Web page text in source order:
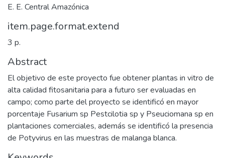
E. E. Central Amazónica
item.page.format.extend
3 p.
Abstract
El objetivo de este proyecto fue obtener plantas in vitro de
alta calidad fitosanitaria para a futuro ser evaluadas en
campo; como parte del proyecto se identificó en mayor
porcentaje Fusarium sp Pestcilotia sp y Pseuciomana sp en
plantaciones comerciales, además se identificó la presencia
de Potyvirus en las muestras de malanga blanca.